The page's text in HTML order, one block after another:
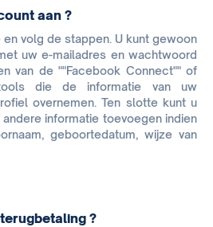
aan ?
volg de stappen. U kunt gewoon
uw e-mailadres en wachtwoord
van de ""Facebook Connect"" of
die de informatie van uw
overnemen. Ten slotte kunt u
informatie toevoegen indien
geboortedatum, wijze van
?